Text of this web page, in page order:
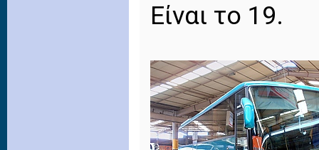
Είναι το 19.